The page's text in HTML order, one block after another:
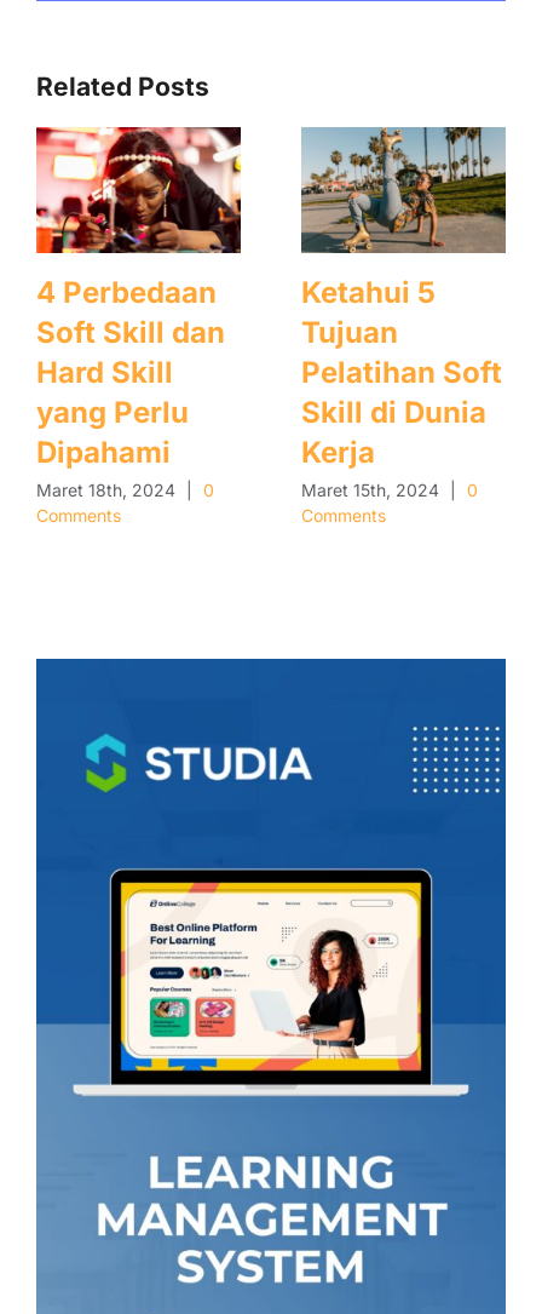
Related Posts
4 Perbedaan
Soft Skill dan
Hard Skill
yang Perlu
Dipahami
Maret 18th, 2024
0
Comments
Ketahui 5
Tujuan
Pelatihan Soft
Skill di Dunia
Kerja
Maret 15th, 2024
0
Comments